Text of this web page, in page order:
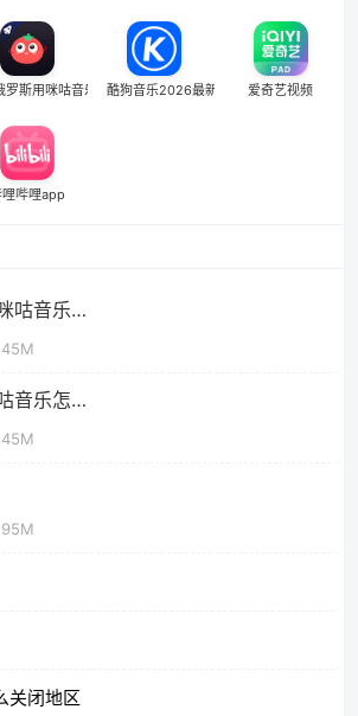
定位修改到中国国内
罗斯用咪咕音乐怎么把定位修改到中国国内
酷狗音乐2026最新版 爱奇艺视频
哩哔哩app
在俄罗斯用咪咕音乐怎么把定位修改到中国国内
在英国用咪咕音乐怎么把定位修改到中国国内
关闭地区